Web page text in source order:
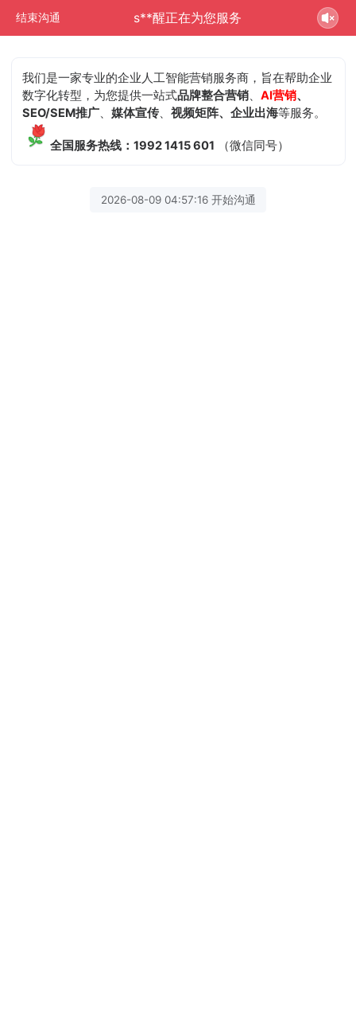
结束沟通 s**醒正在为您服务
我们是一家专业的企业人工智能营销服务商，旨在帮助企业
数字化转型，为您提供一站式品牌整合营销、AI营销、
SEO/SEM推广、媒体宣传、视频矩阵、企业出海等服务。
全国服务热线：1992 1415 601 （微信同号）
2026-08-09 04:57:16 开始沟通